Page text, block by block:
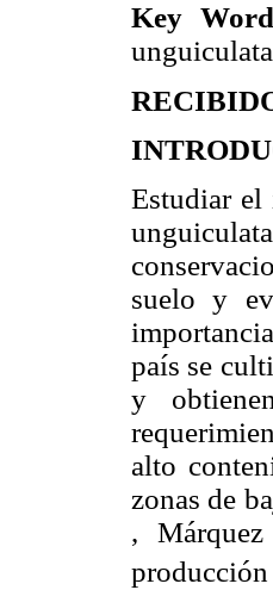
Key
Estudiar el
suelo y
país se
y
alto
zonas de
,
producción